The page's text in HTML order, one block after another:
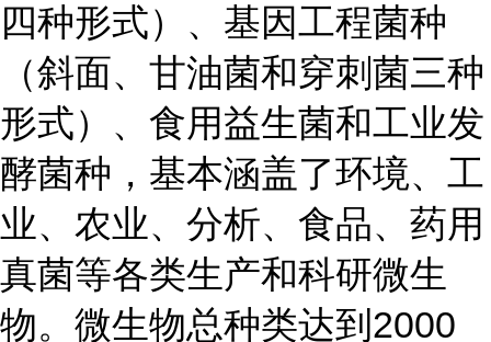
四种形式）、基因工程菌种
（斜面、甘油菌和穿刺菌三种
形式）、食用益生菌和工业发
酵菌种，基本涵盖了环境、工
业、农业、分析、食品、药用
真菌等各类生产和科研微生
物。微生物总种类达到2000